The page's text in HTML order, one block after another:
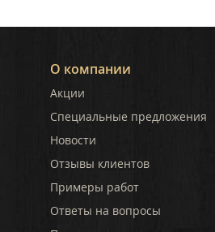
О компании
Акции
Специальные предложения
Новости
Отзывы клиентов
Примеры работ
Ответы на вопросы